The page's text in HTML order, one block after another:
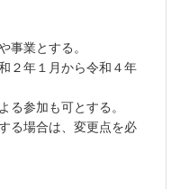
業とする。
２年１月から令和４年
参加も可とする。
る場合は、変更点を必